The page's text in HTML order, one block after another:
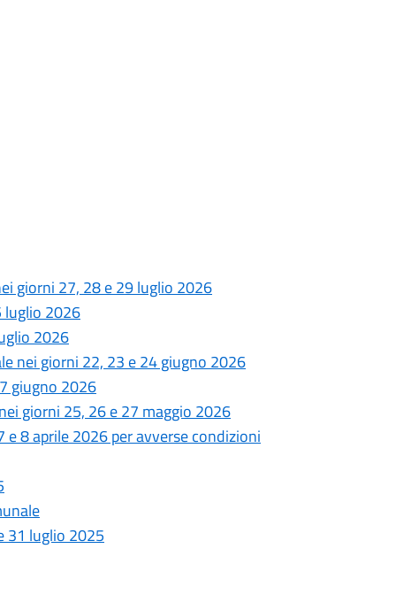
giorni 27, 28 e 29 luglio 2026
luglio 2026
2026
nei giorni 22, 23 e 24 giugno 2026
giugno 2026
giorni 25, 26 e 27 maggio 2026
8 aprile 2026 per avverse condizioni
31 luglio 2025